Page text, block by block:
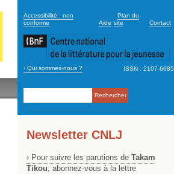
secondary_2
Accessibilité : non
conforme
-
Aide
-Plan du
site
-
Contact
Navigation
› Qui sommes-nous ? ISSN : 2107-6685
Newsletter CNLJ
› Pour suivre les parutions de Takam
Tikou, abonnez-vous à la lettre